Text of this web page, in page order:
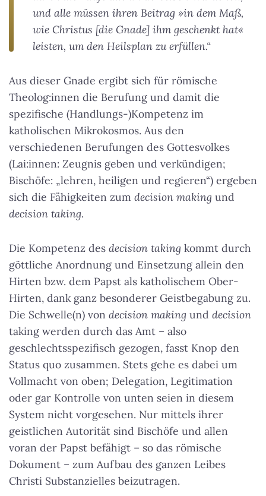
und alle müssen ihren Beitrag »in dem Maß,
wie Christus [die Gnade] ihm geschenkt hat«
leisten, um den Heilsplan zu erfüllen.“
Aus dieser Gnade ergibt sich für römische
Theolog:innen die Berufung und damit die
spezifische (Handlungs-)Kompetenz im
katholischen Mikrokosmos. Aus den
verschiedenen Berufungen des Gottesvolkes
(Lai:innen: Zeugnis geben und verkündigen;
Bischöfe: „lehren, heiligen und regieren“) ergeben
sich die Fähigkeiten zum decision making und
decision taking.
Die Kompetenz des decision taking kommt durch
göttliche Anordnung und Einsetzung allein den
Hirten bzw. dem Papst als katholischem Ober-
Hirten, dank ganz besonderer Geistbegabung zu.
Die Schwelle(n) von decision making und decision
taking werden durch das Amt – also
geschlechtsspezifisch gezogen, fasst Knop den
Status quo zusammen. Stets gehe es dabei um
Vollmacht von oben; Delegation, Legitimation
oder gar Kontrolle von unten seien in diesem
System nicht vorgesehen. Nur mittels ihrer
geistlichen Autorität sind Bischöfe und allen
voran der Papst befähigt – so das römische
Dokument – zum Aufbau des ganzen Leibes
Christi Substanzielles beizutragen.